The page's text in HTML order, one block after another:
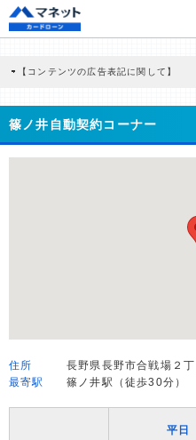
【コンテンツの広告表記に関して】
商品を根拠なくPRするものではなく、当
どに基づき、公平性を担保した情報提供
>提携企業一覧
篠ノ井自動契約コーナー
住所
長野県長野市合戦場２
最寄駅
篠ノ井駅（徒歩30分）
平日